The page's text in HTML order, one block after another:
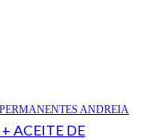
ANDREIA
ACEITE DE